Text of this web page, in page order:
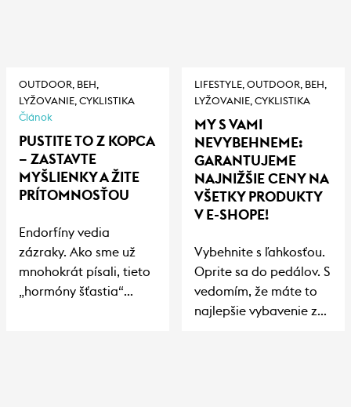
OUTDOOR, BEH,
LYŽOVANIE, CYKLISTIKA
Článok
PUSTITE TO Z KOPCA
– ZASTAVTE
MYŠLIENKY A ŽITE
PRÍTOMNOSŤOU
Endorfíny vedia
zázraky. Ako sme už
mnohokrát písali, tieto
„hormóny šťastia“
LIFESTYLE, OUTDOOR, BEH,
LYŽOVANIE, CYKLISTIKA
MY S VAMI
NEVYBEHNEME:
GARANTUJEME
NAJNIŽŠIE CENY NA
VŠETKY PRODUKTY
V E-SHOPE!
Vybehnite s ľahkosťou.
Oprite sa do pedálov. S
vedomím, že máte to
najlepšie vybavenie za